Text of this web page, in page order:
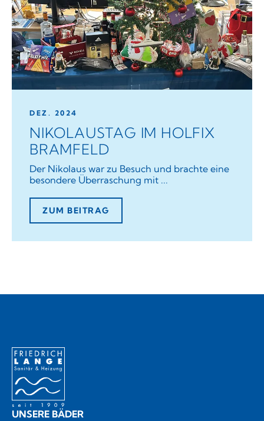
DEZ. 2024
NIKOLAUSTAG IM HOLFIX
BRAMFELD
Der Nikolaus war zu Besuch und brachte eine
besondere Überraschung mit ...
ZUM BEITRAG
UNSERE BÄDER